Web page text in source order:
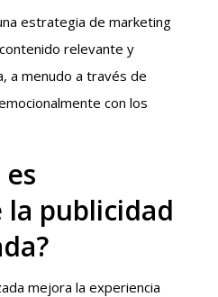
estrategia de marketing
relevante y
a menudo a través de
con los
publicidad
mejora la experiencia